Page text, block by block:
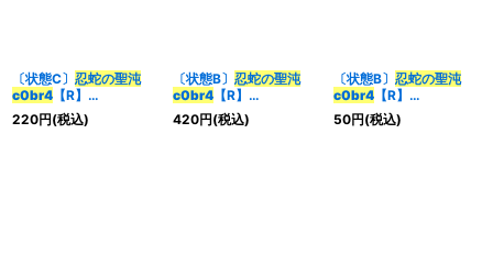
〔状態C〕 忍蛇の聖沌
c0br4 【R】
{23RP4X17/74}《闇》
220円(税込)
〔状態B〕 忍蛇の聖沌
c0br4【R】
{23RP4X17/74}《闇》
420円(税込)
〔状態B〕 忍蛇の聖沌
c0br4【R】
{26SD1S10/14}《闇》
50円(税込)